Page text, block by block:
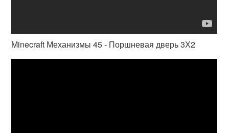
Minecraft Механизмы 45 - Поршневая дверь 3Х2